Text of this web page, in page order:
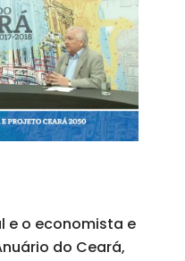
e o economista e
do Ceará,